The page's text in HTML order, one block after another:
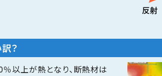
？
以上が熱となり、断熱材は